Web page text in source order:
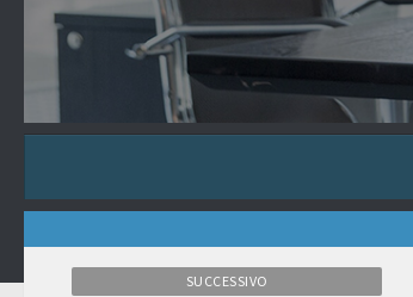
SUCCESSIVO